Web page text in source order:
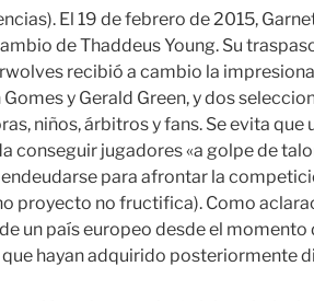
El 19 de febrero de 2015,
de Thaddeus Young. Su
recibió a cambio la
y Gerald Green, y dos
niños, árbitros y fans. Se evita
conseguir jugadores «a golpe de
para afrontar la
proyecto no fructifica). Como
un país europeo desde el momento
hayan adquirido posteriormente